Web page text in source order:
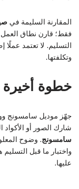
المقارنة السليمة في
فقط؛ قارن نطاق العمل
التسليم. لا تعتمد
وتكلفتها.
خطوة أخيرة
جهّز موديل سامسونج
شارك الصور أو
سامسونج. وضوح
واختبار ما قبل
عليها.